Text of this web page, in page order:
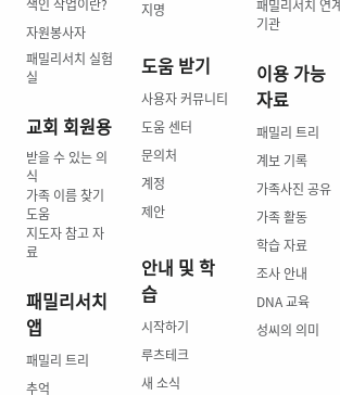
색인 작업이란?
자원봉사자
패밀리서치 실험
실
교회 회원용
받을 수 있는 의
식
가족 이름 찾기
도움
지도자 참고 자
료
패밀리서치
앱
패밀리 트리
추억
지명
도움 받기
사용자 커뮤니티
도움 센터
문의처
계정
제안
안내 및 학
습
시작하기
루츠테크
새 소식
패밀리서치 연계
기관
이용 가능
자료
패밀리 트리
계보 기록
가족사진 공유
가족 활동
학습 자료
조사 안내
DNA 교육
성씨의 의미